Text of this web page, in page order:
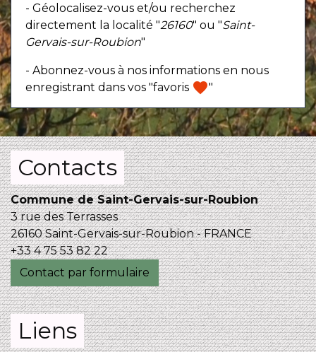
- Géolocalisez-vous et/ou recherchez
directement la localité "26160" ou "Saint-
Gervais-sur-Roubion"
- Abonnez-vous à nos informations en nous
enregistrant dans vos "favoris favorite"
Contacts
Commune de Saint-Gervais-sur-Roubion
3 rue des Terrasses
26160 Saint-Gervais-sur-Roubion - FRANCE
+33 4 75 53 82 22
Contact par formulaire
Liens